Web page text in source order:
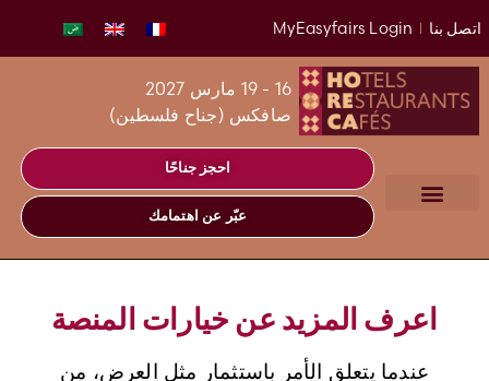
اتصل بنا MyEasyfairs Login
16 - 19 مارس 2027
صافكس (جناح فلسطين)
احجز جناحًا
عبّر عن اهتمامك
اعرف المزيد عن خيارات المنصة
عندما يتعلق الأمر باستثمار مثل العرض، من